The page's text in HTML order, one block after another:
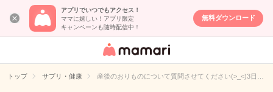
アプリでいつでもアクセス！
ママに嬉しい！アプリ限定
キャンペーンも随時配信中！
無料ダウンロード
女性専用匿名QA
イト
トップ サプリ・健康 産後のおりものについて質問させてください(>_<)3日…